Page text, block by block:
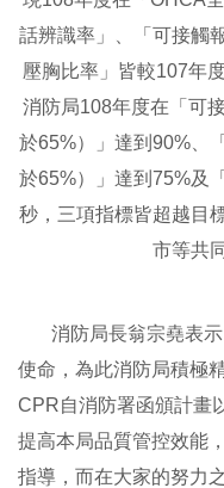
話辨識率」、「可接觸
壓胸比率」皆較107年
消防局108年度在「可
於65%）」達到90%、
於65%）」達到75%及
秒，三項指標皆超越目
市等共
消防局長翁宗堯表示
使命，為此消防局積極
CPR自消防署函頒計畫
提高本局品質管控效能
指導，而在大家的努力